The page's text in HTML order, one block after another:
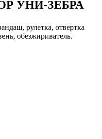
УНИ-ЗЕБРА
рулетка, отвертка
обезжириватель.